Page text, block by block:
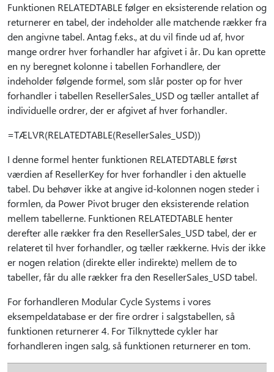
Funktionen RELATEDTABLE følger en eksisterende relation og
returnerer en tabel, der indeholder alle matchende rækker fra
den angivne tabel. Antag f.eks., at du vil finde ud af, hvor
mange ordrer hver forhandler har afgivet i år. Du kan oprette
en ny beregnet kolonne i tabellen Forhandlere, der
indeholder følgende formel, som slår poster op for hver
forhandler i tabellen ResellerSales_USD og tæller antallet af
individuelle ordrer, der er afgivet af hver forhandler.
=TÆLVR(RELATEDTABLE(ResellerSales_USD))
I denne formel henter funktionen RELATEDTABLE først
værdien af ResellerKey for hver forhandler i den aktuelle
tabel. Du behøver ikke at angive id-kolonnen nogen steder i
formlen, da Power Pivot bruger den eksisterende relation
mellem tabellerne. Funktionen RELATEDTABLE henter
derefter alle rækker fra den ResellerSales_USD tabel, der er
relateret til hver forhandler, og tæller rækkerne. Hvis der ikke
er nogen relation (direkte eller indirekte) mellem de to
tabeller, får du alle rækker fra den ResellerSales_USD tabel.
For forhandleren Modular Cycle Systems i vores
eksempeldatabase er der fire ordrer i salgstabellen, så
funktionen returnerer 4. For Tilknyttede cykler har
forhandleren ingen salg, så funktionen returnerer en tom.